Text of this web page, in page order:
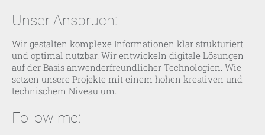
Unser Anspruch:
Wir gestalten komplexe Informationen klar strukturiert
und optimal nutzbar. Wir entwickeln digitale Lösungen
auf der Basis anwenderfreundlicher Technologien. Wie
setzen unsere Projekte mit einem hohen kreativen und
technischem Niveau um.
Follow me: